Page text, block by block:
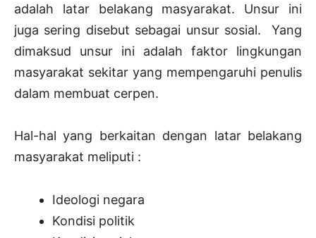
adalah latar belakang masyarakat. Unsur ini
juga sering disebut sebagai unsur sosial. Yang
dimaksud unsur ini adalah faktor lingkungan
masyarakat sekitar yang mempengaruhi penulis
dalam membuat cerpen.
Hal-hal yang berkaitan dengan latar belakang
masyarakat meliputi :
Ideologi negara
Kondisi politik